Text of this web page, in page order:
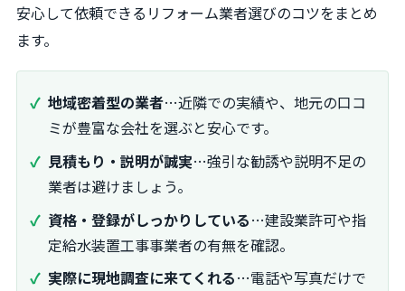
安心して依頼できるリフォーム業者選びのコツをまとめ
ます。
地域密着型の業者…近隣での実績や、地元の口コ
ミが豊富な会社を選ぶと安心です。
見積もり・説明が誠実…強引な勧誘や説明不足の
業者は避けましょう。
資格・登録がしっかりしている…建設業許可や指
定給水装置工事事業者の有無を確認。
実際に現地調査に来てくれる…電話や写真だけで